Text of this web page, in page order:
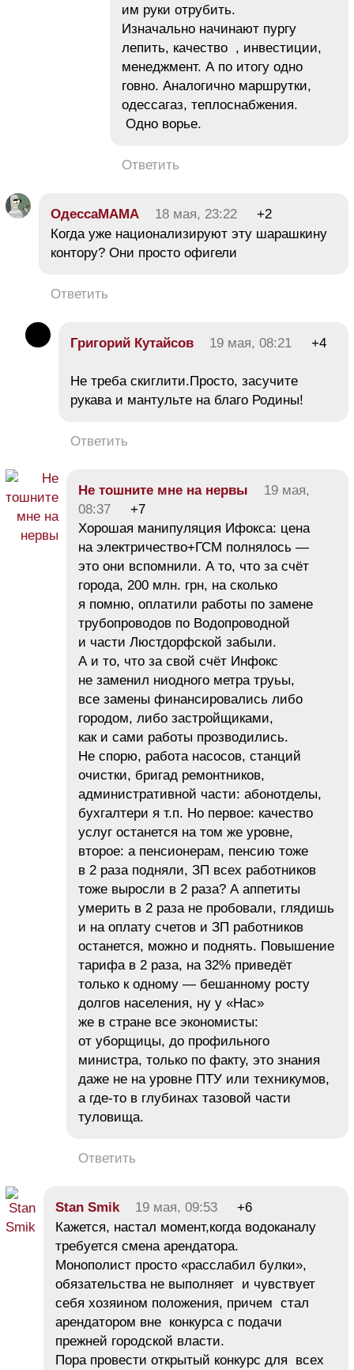
им руки отрубить.
Изначально начинают пургу
лепить, качество , инвестиции,
менеджмент. А по итогу одно
говно. Аналогично маршрутки,
одессагаз, теплоснабжения.
Одно ворье.
Ответить
ОдессаМАМА 18 мая, 23:22
+2
Когда уже национализируют эту шарашкину
контору? Они просто офигели
Ответить
Григорий Кутайсов 19 мая, 08:21 +4
Не треба скиглити.Просто, засучите
рукава и мантульте на благо Родины!
Ответить
Не тошните мне на нервы
19 мая,
08:37
+7
Хорошая манипуляция Ифокса: цена
на электричество+ГСМ полнялось —
это они вспомнили. А то, что за счёт
города, 200 млн. грн, на сколько
я помню, оплатили работы по замене
трубопроводов по Водопроводной
и части Люстдорфской забыли.
А и то, что за свой счёт Инфокс
не заменил ниодного метра труьы,
все замены финансировались либо
городом, либо застройщиками,
как и сами работы прозводились.
Не спорю, работа насосов, станций
очистки, бригад ремонтников,
административной части: абонотделы,
бухгалтери я т.п. Но первое: качество
услуг останется на том же уровне,
второе: а пенсионерам, пенсию тоже
в 2 раза подняли, ЗП всех работников
тоже выросли в 2 раза? А аппетиты
умерить в 2 раза не пробовали, глядишь
и на оплату счетов и ЗП работников
останется, можно и поднять. Повышение
тарифа в 2 раза, на 32% приведёт
только к одному — бешанному росту
долгов населения, ну у «Нас»
же в стране все экономисты:
от уборщицы, до профильного
министра, только по факту, это знания
даже не на уровне ПТУ или техникумов,
а где-то в глубинах тазовой части
туловища.
Ответить
Stan Smik 19 мая, 09:53
+6
Кажется, настал момент,когда водоканалу
требуется смена арендатора.
Монополист просто «расслабил булки»,
обязательства не выполняет и чувствует
себя хозяином положения, причем стал
арендатором вне конкурса с подачи
прежней городской власти.
Пора провести открытый конкурс для всех